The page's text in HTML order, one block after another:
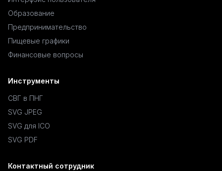
Образование
Предпринимательство
Пищевые графики
Финансовые вопросы
Инструменты
СВГ в ПНГ
SVG JPEG
SVG для ICO
SVG PDF
Контактный сотрудник